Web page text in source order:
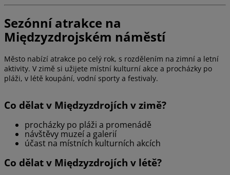
Sezónní atrakce na
Międzyzdrojském náměstí
Město nabízí atrakce po celý rok, s rozdělením na zimní a letní
aktivity. V zimě si užijete místní kulturní akce a procházky po
pláži, v létě koupání, vodní sporty a festivaly.
Co dělat v Międzyzdrojích v zimě?
procházky po pláži a promenádě
návštěvy muzeí a galerií
účast na místních kulturních akcích
Co dělat v Międzyzdrojích v létě?